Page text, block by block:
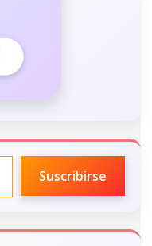
Suscribirse